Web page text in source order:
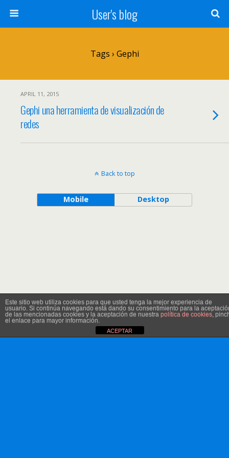
User's blog
Tags › Gephi
APRIL 11, 2015
Gephi una herramienta de visualización de
redes
Back to top
Mobile Desktop
Este sitio web utiliza cookies para que usted tenga la mejor experiencia de
usuario. Si continúa navegando está dando su consentimiento para la
de las mencionadas cookies y la aceptación de nuestra política de cookies,
el enlace para mayor información.
ACEPTAR